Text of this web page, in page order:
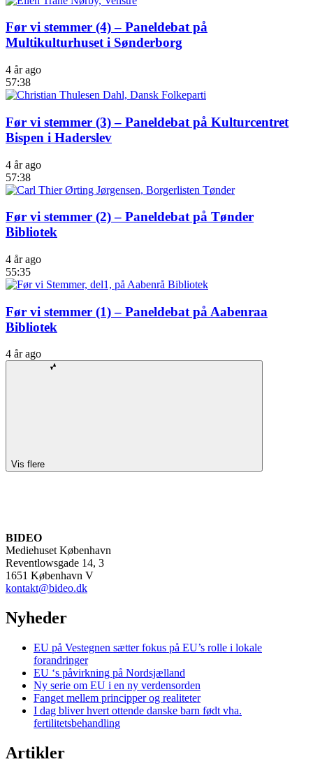
Før vi stemmer (4) – Paneldebat på
Multikulturhuset i Sønderborg
4 år ago
57:38
Før vi stemmer (3) – Paneldebat på Kulturcentret
Bispen i Haderslev
4 år ago
57:38
Før vi stemmer (2) – Paneldebat på Tønder
Bibliotek
4 år ago
55:35
Før vi stemmer (1) – Paneldebat på Aabenraa
Bibliotek
4 år ago
Vis flere
BIDEO
Mediehuset København
Reventlowsgade 14, 3
1651 København V
kontakt@bideo.dk
Nyheder
EU på Vestegnen sætter fokus på EU’s rolle i lokale
forandringer
EU ‘s påvirkning på Nordsjælland
Ny serie om EU i en ny verdensorden
Fanget mellem principper og realiteter
I dag bliver hvert ottende danske barn født vha.
fertilitetsbehandling
Artikler